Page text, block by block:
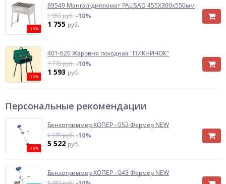
-10%
69549 Мангал-дипломат PALISAD 455Х300х550мм
1 950 руб. -10%
1 755 руб.
-10%
401-620 Жаровня походная "ПИКНИЧОК"
1 770 руб. -10%
1 593 руб.
Персональные рекомендации
-10%
Бензотриммер ХОПЕР - 052 Фермер NEW
6 135 руб. -10%
5 522 руб.
Бензотриммер ХОПЕР - 043 Фермер NEW